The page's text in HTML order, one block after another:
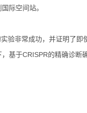
际空间站。
验非常成功，并证明了即
基于CRISPR的精确诊断